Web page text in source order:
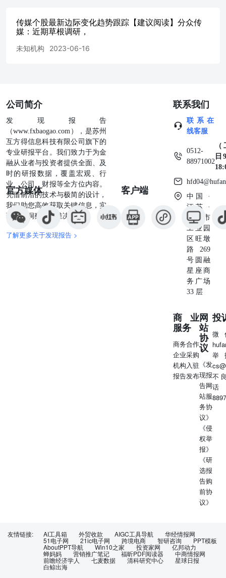
传媒个股最新边际变化趋势跟踪【建议阅读】分众传
媒：近期草根调研，
未知机构 2023-06-16
公司简介
发现报告
（www.fxbaogao.com），是苏州
互方得信息科技有限公司旗下的
专业研报平台。我们致力于为金
融从业者与投资者提供全面、及
时的研报数据，覆盖宏观、行
业、公司、财报等全方位内容。
凭借前沿的技术与极简的设计，
我们助您高效获取关键信息，实
现深度洞察与精准决策。
了解更多关于发现报告 >
官方媒体 客户端
联系我们
联系在
线客服
0512-
88971002
日
中国 ·
江苏 ·
苏州市
工业园
区旺墩
路269
号圆融
星座商
务广场
33 层
商业
服务
商务合作
企业采购
机构入驻
报告发布
网
站
协
议
《发
现报
告网
站服
务协
议》
《侵
权举
报》
《研
选报
告购
前协
议》
投
微
举
不
友情链接: AI工具箱 外贸收款 AIGC工具导航 华经情报网
51电子网 21ic电子网 跨境电商 智研咨询 PPT模板
AboutPPT导航 Win10之家 投资家网 亿邦动力
蝉妈妈 营销推广笔记 福昕PDF阅读器 中商情报网
前瞻经济学人 七麦数据 清科研究中心 星球日报
白鲸出海